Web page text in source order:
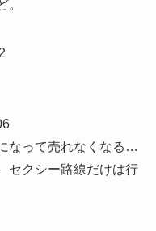
。
なって売れなくなる…
セクシー路線だけは行